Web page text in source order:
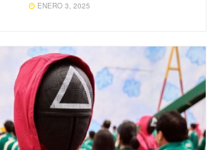
ENERO 3, 2025